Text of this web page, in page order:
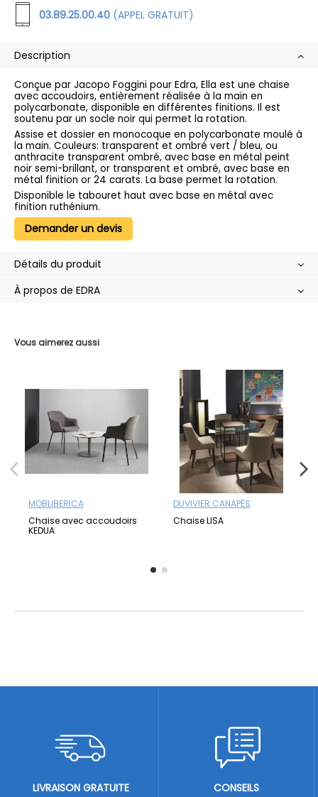
03.89.25.00.40 (APPEL GRATUIT)
Vous aimerez aussi
MOBLIBERICA
Chaise avec accoudoirs
KEDUA
DUVIVIER CANAPÉS
Chaise LISA
Description
Conçue par Jacopo Foggini pour Edra, Ella est une chaise
avec accoudoirs, entièrement réalisée à la main en
polycarbonate, disponible en différentes finitions. Il est
soutenu par un socle noir qui permet la rotation.
Assise et dossier en monocoque en polycarbonate moulé à
la main. Couleurs: transparent et ombré vert / bleu, ou
anthracite transparent ombré, avec base en métal peint
noir semi-brillant, or transparent et ombré, avec base en
métal finition or 24 carats. La base permet la rotation.
Disponible le tabouret haut avec base en métal avec
finition ruthénium.
Demander un devis
Détails du produit
À propos de EDRA
LIVRAISON GRATUITE
CONSEILS